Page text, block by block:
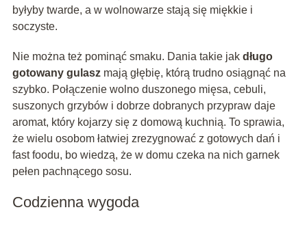
byłyby twarde, a w wolnowarze stają się miękkie i
soczyste.
Nie można też pominąć smaku. Dania takie jak długo
gotowany gulaszmają głębię, którą trudno osiągnąć na
szybko. Połączenie wolno duszonego mięsa, cebuli,
suszonych grzybów i dobrze dobranych przypraw daje
aromat, który kojarzy się z domową kuchnią. To sprawia,
że wielu osobom łatwiej zrezygnować z gotowych dań i
fast foodu, bo wiedzą, że w domu czeka na nich garnek
pełen pachnącego sosu.
Codzienna wygoda